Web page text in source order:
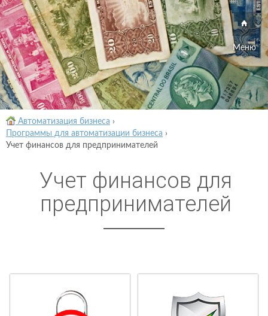
Меню
Автоматизация бизнеса ›
Программы для автоматизации бизнеса ›
Учет финансов для предпринимателей
Учет финансов для
предпринимателей